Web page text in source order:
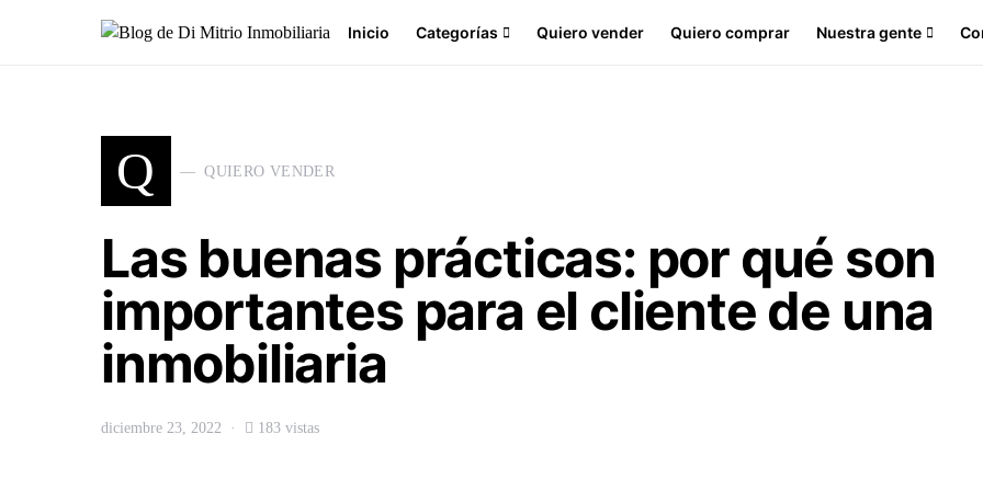
Inicio Categorías Quiero vender Quiero comprar Nuestra gente
Buscar por:
Q QUIERO VENDER
Las buenas prácticas: por qué son
importantes para el cliente de una
inmobiliaria
diciembre 23, 2022 183 vistas